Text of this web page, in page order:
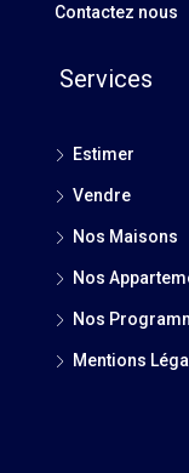
Contactez nous
Services
Estimer
Vendre
Nos Maisons
Nos
Nos
Mentions